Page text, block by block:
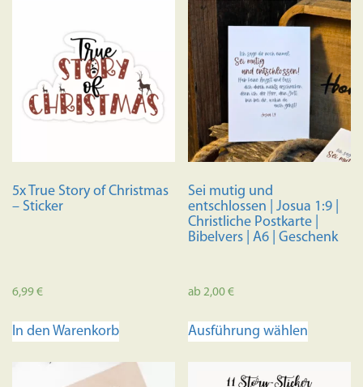
5x True Story of Christmas
– Sticker
6,99€
In den Warenkorb
Sei mutig und
entschlossen | Josua 1:9 |
Christliche Postkarte |
Bibelvers | A6 | Geschenk
ab2,00€
Ausführung wählen
mehrere